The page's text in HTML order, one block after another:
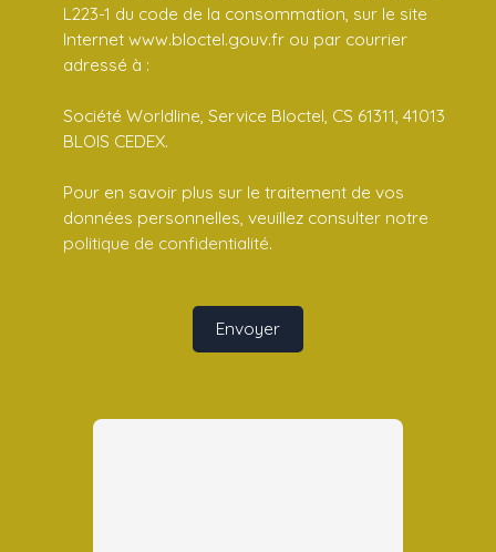
L223-1 du code de la consommation, sur le site
Internet www.bloctel.gouv.fr ou par courrier
adressé à :
Société Worldline, Service Bloctel, CS 61311, 41013
BLOIS CEDEX.
Pour en savoir plus sur le traitement de vos
données personnelles, veuillez consulter notre
politique de confidentialité.
Envoyer